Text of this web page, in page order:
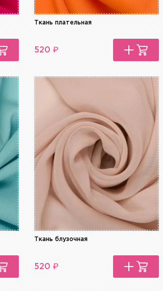
Ткань плательная
520₽
Ткань блузочная
520₽